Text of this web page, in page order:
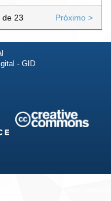
de 23 Próximo >
- GID